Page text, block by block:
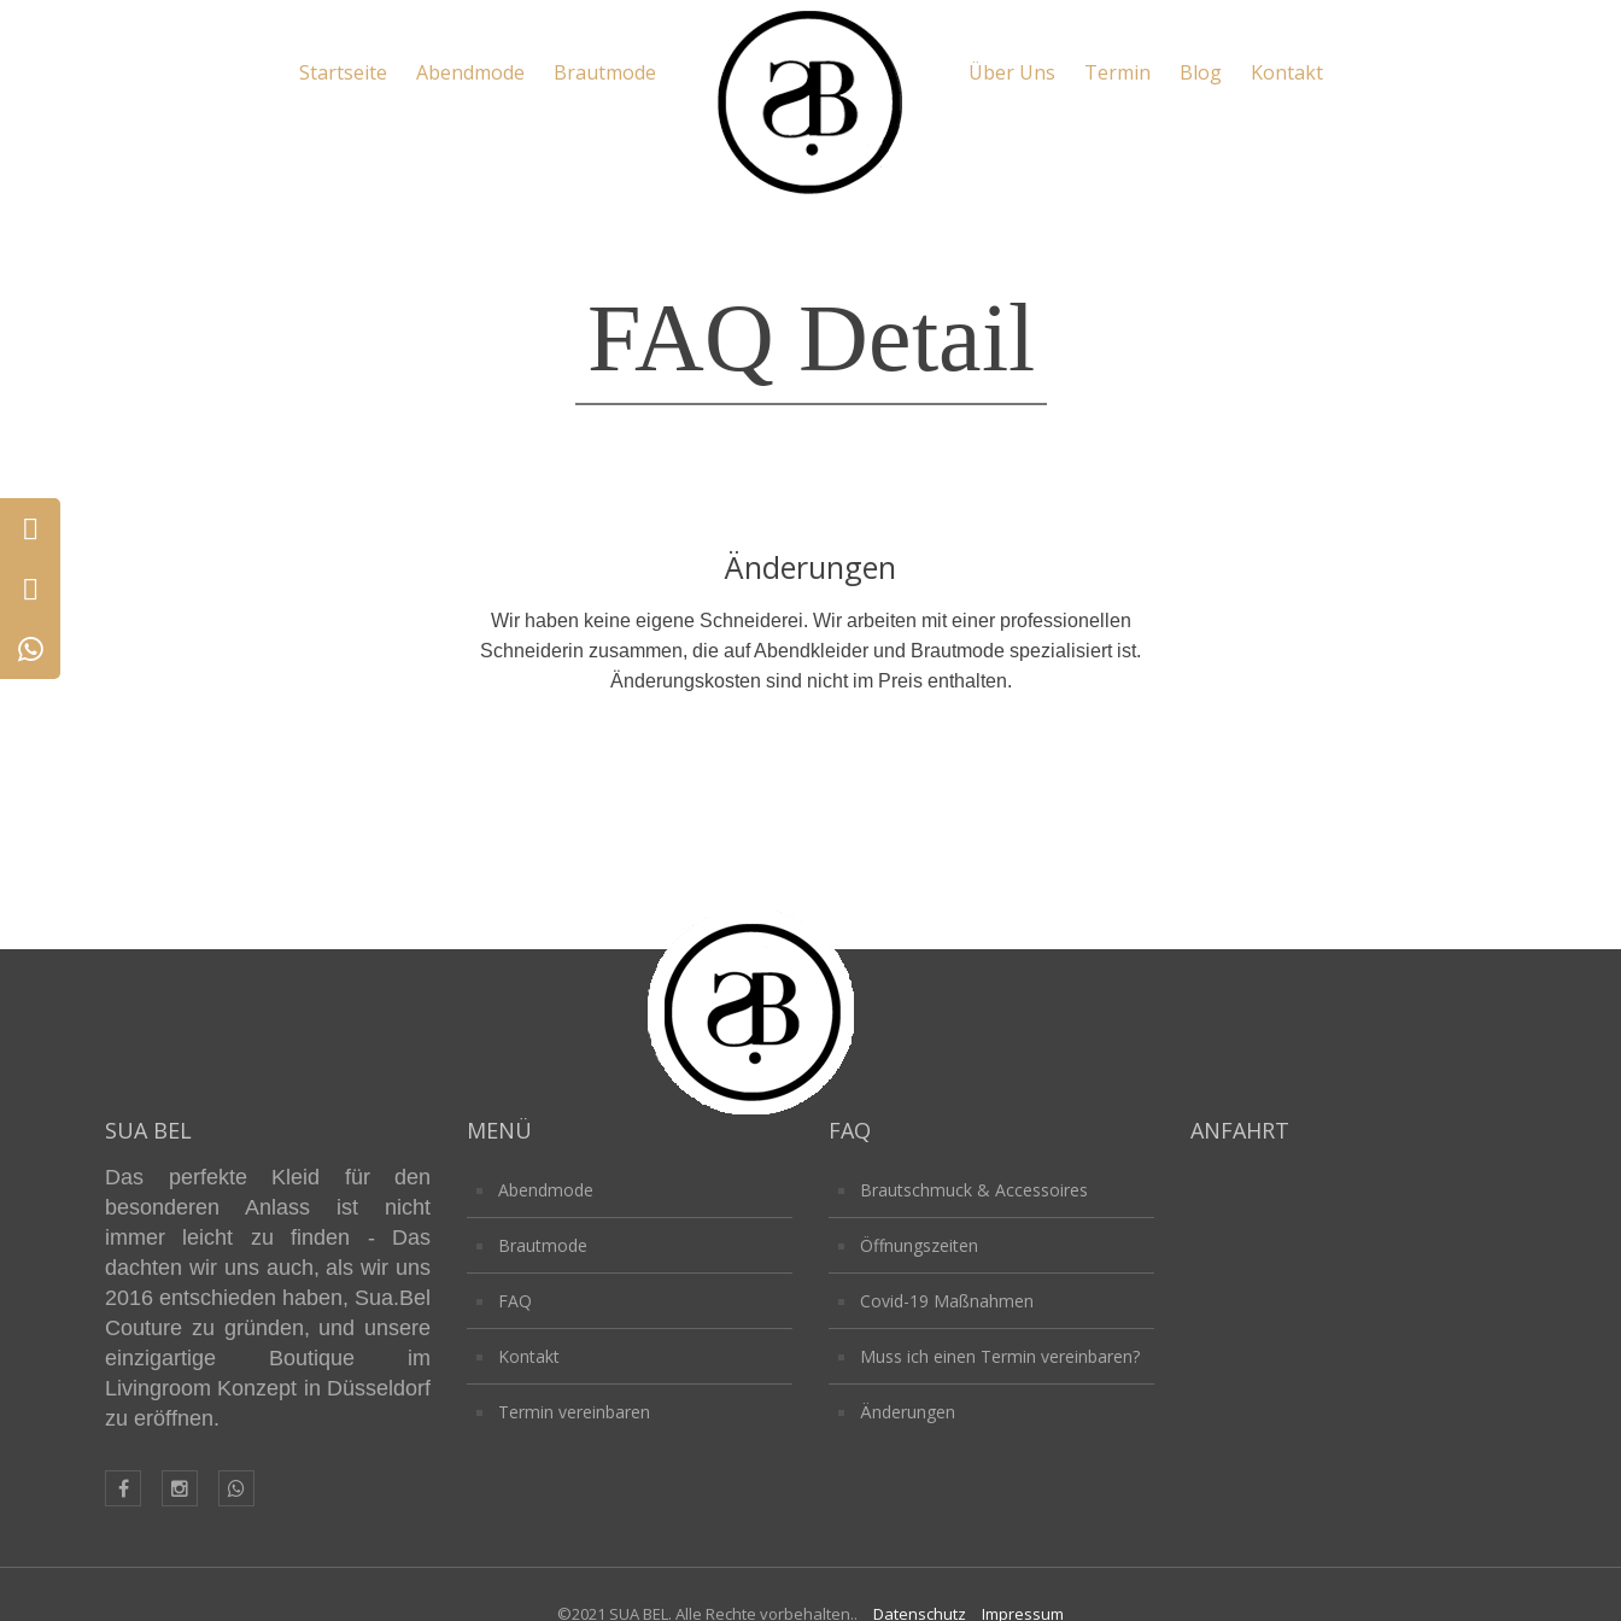
Startseite Abendmode Brautmode Über Uns Termin Blog Kontakt
FAQ Detail
Änderungen
Wir haben keine eigene Schneiderei. Wir arbeiten mit einer professionellen
Schneiderin zusammen, die auf Abendkleider und Brautmode spezialisiert ist.
Änderungskosten sind nicht im Preis enthalten.
SUA BEL
Das perfekte Kleid für den
besonderen Anlass ist nicht
immer leicht zu finden - Das
dachten wir uns auch, als wir uns
2016 entschieden haben, Sua.Bel
Couture zu gründen, und unsere
einzigartige Boutique im
Livingroom Konzept in Düsseldorf
zu eröffnen.
MENÜ
Abendmode
Brautmode
FAQ
Kontakt
Termin vereinbaren
FAQ
Brautschmuck & Accessoires
Öffnungszeiten
Covid-19 Maßnahmen
Muss ich einen Termin vereinbaren?
Änderungen
ANFAHRT
©2021 SUA BEL. Alle Rechte vorbehalten.. Datenschutz Impressum